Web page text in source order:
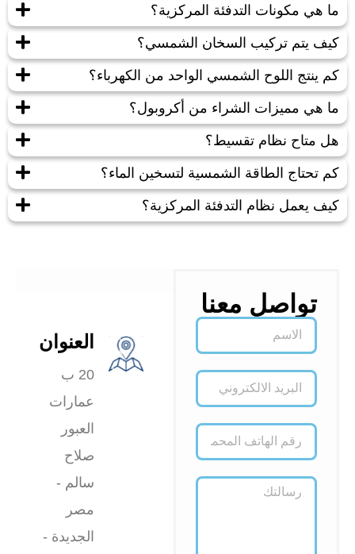
ما هي مكونات التدفئة المركزية؟
كيف يتم تركيب السخان الشمسي؟
كم ينتج اللوح الشمسي الواحد من الكهرباء؟
ما هي مميزات الشراء من أكروبول؟
هل متاح نظام تقسيط؟
كم تحتاج الطاقة الشمسية لتسخين الماء؟
كيف يعمل نظام التدفئة المركزية؟
تواصل معنا
العنوان
20 ب
عمارات
العبور
صلاح
سالم -
مصر
الجديدة -